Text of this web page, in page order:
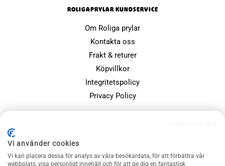
ROLIGAPRYLAR KUNDSERVICE
Om Roliga prylar
Kontakta oss
Frakt & returer
Köpvillkor
Integritetspolicy
Privacy Policy
Julklappsspelet
Vi använder cookies
Vi kan placera dessa för analys av våra besökardata, för att förbättra vår
webbplats, visa personligt innehåll och för att ge dig en fantastisk